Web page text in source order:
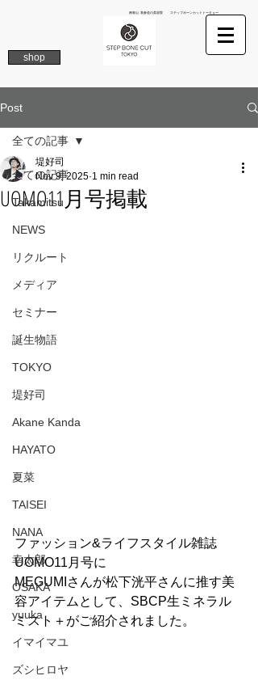
南青山 表参道の美容院 ステップボーンカットトーキョー
shop
Post
全ての記事
Takamitsu
NEWS
リクルート
メディア
セミナー
誕生物語
TOKYO
堤好司
Akane Kanda
HAYATO
夏菜
TAISEI
NANA
幸太郎
OSAKA
yuuka
イマイマユ
ズシヒロヤ
全ての記事
UOMO11月号掲載
堤好司
Nov 9, 2025 1 min read
ファッション&ライフスタイル雑誌
UOMO11月号に
MEGUMIさんが松下洸平さんに推す美
容アイテムとして、SBCP生ミネラル
ミスト＋がご紹介されました。